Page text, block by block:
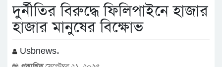
দুর্নীতির বিরুদ্ধে ফিলিপাইনে হাজার
হাজার মানুষের বিক্ষোভ
Usbnews.